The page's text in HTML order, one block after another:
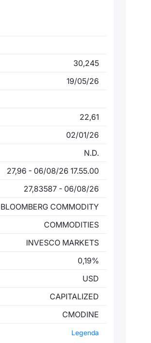
30,245
19/05/26
22,61
02/01/26
N.D.
27,96 - 06/08/26 17.55.00
27,83587 - 06/08/26
BLOOMBERG COMMODITY
COMMODITIES
INVESCO MARKETS
0,19%
USD
CAPITALIZED
CMODINE
Legenda